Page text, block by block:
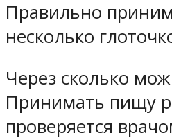
Правильно
несколько
Через сколько
Принимать пищу
проверяется